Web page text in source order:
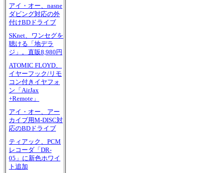
アイ・オー、nasne
ダビング対応の外
付けBDドライブ
SKnet、ワンセグを
聴ける「地デラ
ジ」。直販8,980円
ATOMIC FLOYD、
イヤーフック/リモ
コン付きイヤフォ
ン「AirJax
+Remote」
アイ・オー、アー
カイブ用M-DISC対
応のBDドライブ
ティアック、PCM
レコーダ「DR-
05」に新色ホワイ
ト追加